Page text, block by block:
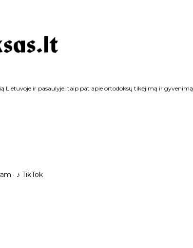
Lietuvoje ir pasaulyje, taip pat apie ortodoksų tikėjimą ir gyvenimą.
‎♪ TikTok